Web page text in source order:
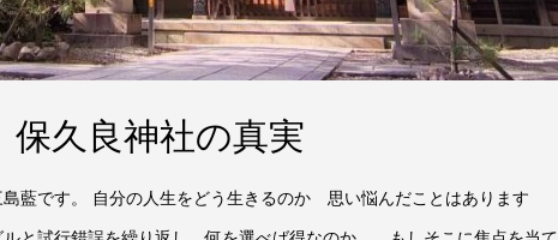
久良神社の真実
藍です。 自分の人生をどう生きるのか 思い悩んだことはあります